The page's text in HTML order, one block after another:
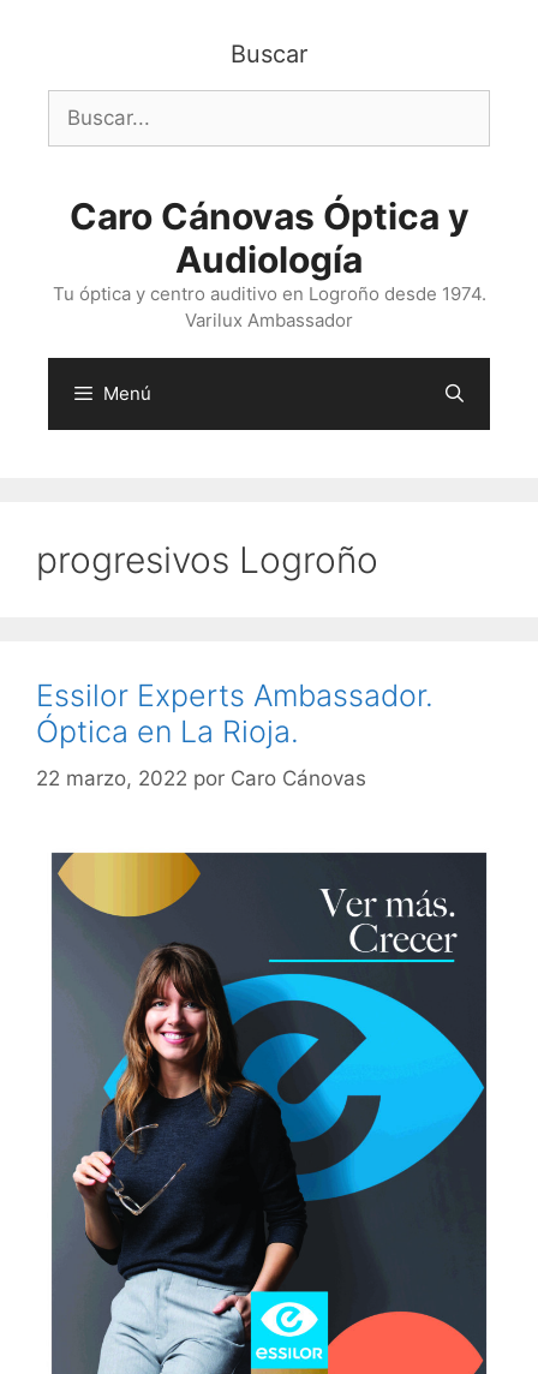
Buscar
Buscar:
Caro Cánovas Óptica y
Audiología
Tu óptica y centro auditivo en Logroño desde 1974.
Varilux Ambassador
Menú
progresivos Logroño
Essilor Experts Ambassador.
Óptica en La Rioja.
22 marzo, 2022 por Caro Cánovas